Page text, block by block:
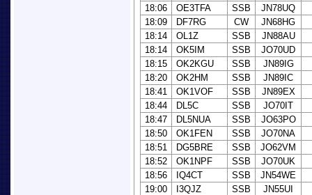
18:06
OE3TFA SSB
JN78UQ
18:09
DF7RG CW
JN68HG
18:14
OL1Z SSB
JN88AU
18:14
OK5IM SSB
JO70UD
18:15
OK2KGU SSB
JN89IG
18:20
OK2HM SSB
JN89IC
18:41
OK1VOF SSB
JN89EX
18:44
DL5C SSB
JO70IT
18:47
DL5NUA SSB
JO63PO
18:50
OK1FEN SSB
JO70NA
18:51
DG5BRE SSB
JO62VM
18:52
OK1NPF SSB
JO70UK
18:56
IQ4CT SSB
JN54WE
19:00
I3QJZ SSB
JN55UI